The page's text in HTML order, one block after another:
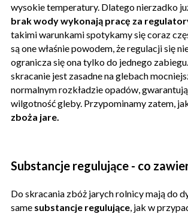
wysokie temperatury. Dlatego nierzadko
brak wody wykonają pracę za
takimi warunkami spotykamy się coraz
są one właśnie powodem, że regulacji się
ogranicza się ona tylko do jednego
skracanie jest zasadne na glebach
normalnym rozkładzie opadów,
wilgotność gleby. Przypominamy zatem,
zboża jare.
Substancje regulujące - co
Do skracania zbóż jarych rolnicy mają do
same substancje regulujące, jak w